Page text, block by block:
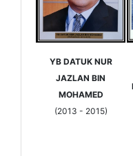
YB DATUK NUR
JAZLAN BIN
MOHAMED
(2013 - 2015)